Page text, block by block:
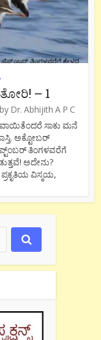
ತೋರಿ! – 1
by Dr. Abhijith A P C
ಸಾಕು ಮನೆ
ಅಕ್ಟೋಬರ್
ತಿಂಗಳವರೆಗೆ
ಅದೇನು?
ವಿಸ್ಮಯ,